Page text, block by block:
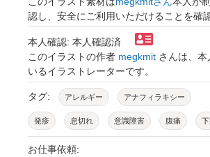
認し、安全にご利用いただけることを確
本人確認: 本人確認済
このイラストの作者 megkmit さんは、
いるイラストレーターです。
タグ: アレルギー アナフィラキシー
発疹 息切れ 意識障害 腹痛
嘔吐 吐き気
お仕事依頼: